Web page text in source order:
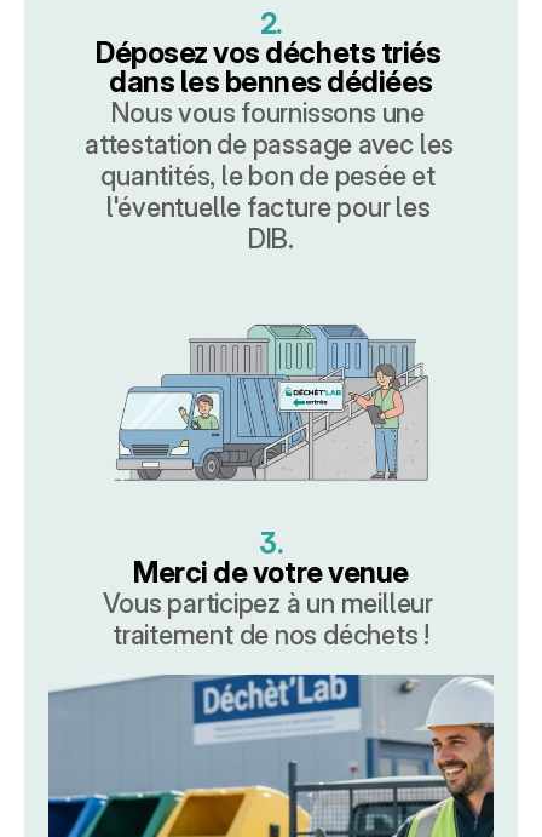
2.
Déposez vos déchets triés
dans les bennes dédiées
Nous vous fournissons une
attestation de passage avec les
quantités, le bon de pesée et
l'éventuelle facture pour les
DIB.
3.
Merci de votre venue
Vous participez à un meilleur
traitement de nos déchets !